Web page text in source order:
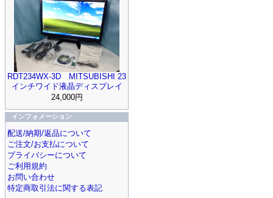
RDT234WX-3D MITSUBISHI 23
インチワイド液晶ディスプレイ
24,000円
インフォメーション
配送/納期/返品について
ご注文/お支払について
プライバシーについて
ご利用規約
お問い合わせ
特定商取引法に関する表記